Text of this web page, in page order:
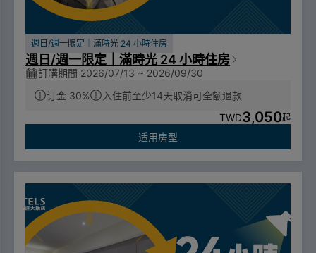
週日/週一限定｜滿時光 24 小時住房
週日/週一限定｜滿時光 24 小時住房
訂購期間 2026/07/13 ~ 2026/09/30
订金 30%
入住前至少14天取消可全额退款
TWD3,050起
适用房型